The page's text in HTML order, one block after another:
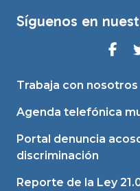
Síguenos en
Trabaja con nosotros
Agenda telefónica
Portal denuncia
discriminación
Reporte de la Ley